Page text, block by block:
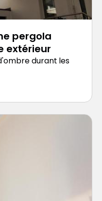
pergola
extérieur
durant les